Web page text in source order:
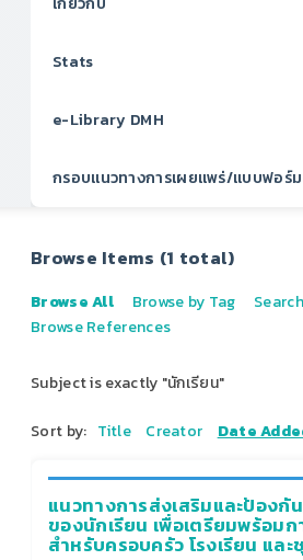
Stats
e-Library DMH
กรอบแนวทางการเผยแพร่/แบบฟอร์ม
Browse Items (1 total)
Browse All Browse by Tag
Browse References
Subject is exactly "นักเรียน"
Sort by: Title Creator Date
แนวทางการส่งเสริมและป้อง
ของนักเรียน เพื่อเตรียมพร้อมก
สำหรับครอบครัว โรงเรียน แล